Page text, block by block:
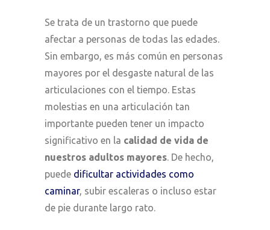
Se trata de un trastorno que puede
afectar a personas de todas las edades.
Sin embargo, es más común en personas
mayores por el desgaste natural de las
articulaciones con el tiempo. Estas
molestias en una articulación tan
importante pueden tener un impacto
significativo en la calidad de vida de
nuestros adultos mayores. De hecho,
puede dificultar actividades como
caminar, subir escaleras o incluso estar
de pie durante largo rato.